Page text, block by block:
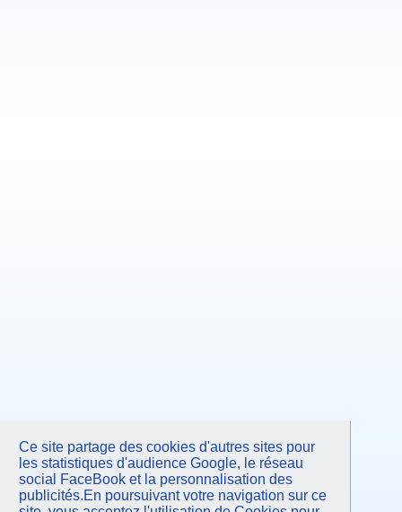
Ce site partage des cookies d'autres sites pour
les statistiques d'audience Google, le réseau
social FaceBook et la personnalisation des
publicités.En poursuivant votre navigation sur ce